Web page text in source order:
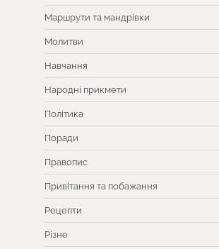
Маршрути та мандрівки
Молитви
Навчання
Народні прикмети
Політика
Поради
Правопис
Привітання та побажання
Рецепти
Різне